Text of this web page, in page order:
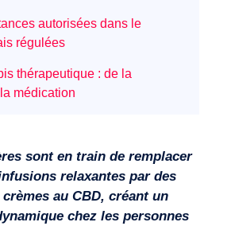
autorisées dans le
régulées
thérapeutique : de la
médication
sont en train de remplacer
relaxantes par des
au CBD, créant un
chez les personnes